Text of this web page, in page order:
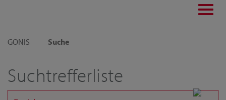
GONIS
Suche
Suchtrefferliste